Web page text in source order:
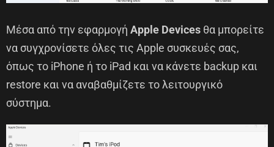
Μέσα από την εφαρμογή Apple Devices θα μπορείτε
να συγχρονίσετε όλες τις Apple συσκευές σας,
όπως το iPhone ή το iPad και να κάνετε backup και
restore και να αναβαθμίζετε το λειτουργικό
σύστημα.